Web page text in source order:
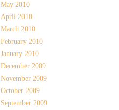
May 2010
April 2010
March 2010
February 2010
January 2010
December 2009
November 2009
October 2009
September 2009